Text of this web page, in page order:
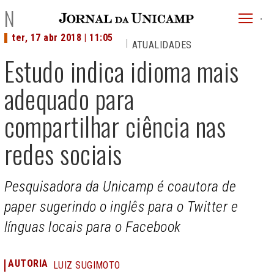
JU
NOTÍCIAS
Estudo indica idioma mais
adequado para
compartilhar ciência nas
redes sociais
ter, 17 abr 2018 | 11:05
ATUALIDADES
Pesquisadora da Unicamp é coautora de
paper sugerindo o inglês para o Twitter e
línguas locais para o Facebook
AUTORIA LUIZ SUGIMOTO